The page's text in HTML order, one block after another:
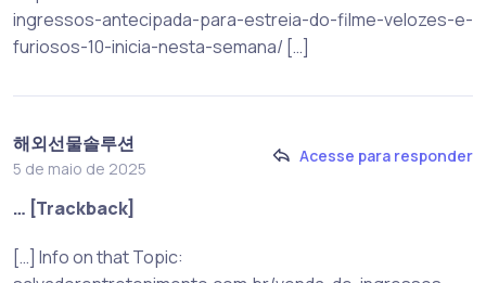
ingressos-antecipada-para-estreia-do-filme-velozes-e-
furiosos-10-inicia-nesta-semana/ […]
해외선물솔루션
5 de maio de 2025
Acesse para responder
… [Trackback]
[…] Info on that Topic: